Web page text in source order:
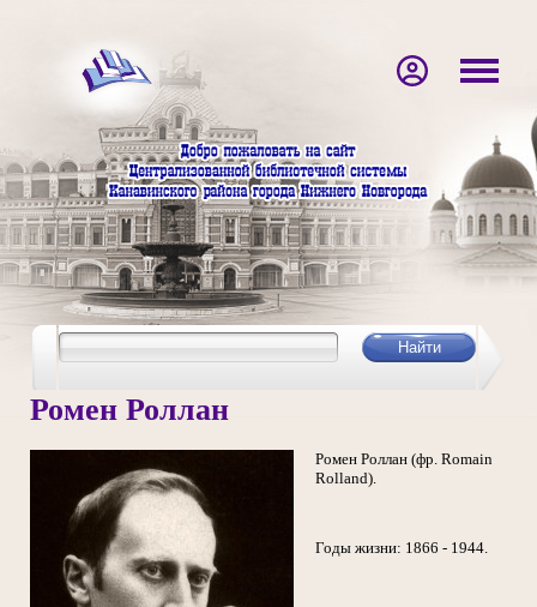
Ромен Роллан
Ромен Роллан (фр. Romain
Rolland).
Годы жизни: 1866 - 1944.